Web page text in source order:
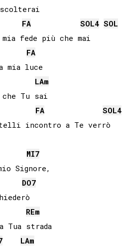
FA SOL4 SOL
fede più che mai
FA
mia luce
LAm
Tu sai
FA SOL4
incontro a Te verrò
MI7
Signore,
DO7
REm
Tua strada
LAm